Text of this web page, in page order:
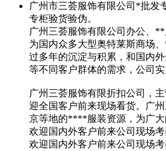
广州市三荟服饰有限公司*批
专柜验货验伪。
广州三荟服饰有限公司办公、
为国内众多大型奥特莱斯商场
过多年的沉淀与积累，和国内
等不同客户群体的需求，公司
广州三荟服饰有限折扣公司，
迎全国客户前来现场看货。广
京等地的****服装资源，为广
欢迎国内外客户前来公司现场
欢迎国内外客户前来公司现场